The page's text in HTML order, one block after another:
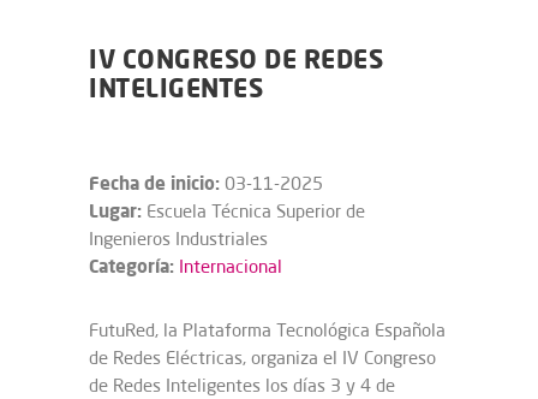
IV CONGRESO DE REDES
INTELIGENTES
Fecha de inicio: 03-11-2025
Lugar: Escuela Técnica Superior de
Ingenieros Industriales
Categoría: Internacional
FutuRed, la Plataforma Tecnológica Española
de Redes Eléctricas, organiza el IV Congreso
de Redes Inteligentes los días 3 y 4 de